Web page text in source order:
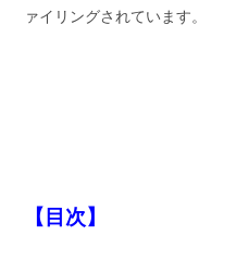
ァイリングされています。
【目次】